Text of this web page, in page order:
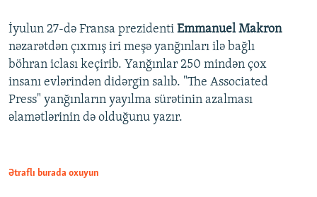
İyulun 27-də Fransa prezidenti Emmanuel Makron
nəzarətdən çıxmış iri meşə yanğınları ilə bağlı
böhran iclası keçirib. Yanğınlar 250 mindən çox
insanı evlərindən didərgin salıb. "The Associated
Press" yanğınların yayılma sürətinin azalması
əlamətlərinin də olduğunu yazır.
Ətraflı burada oxuyun